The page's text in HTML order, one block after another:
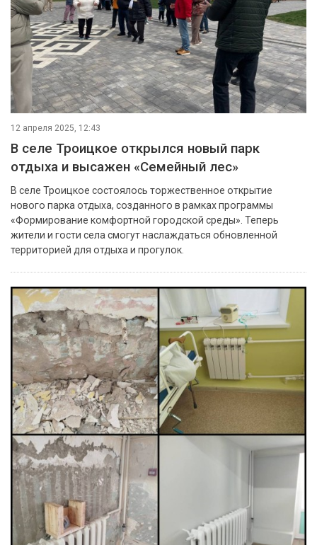
12 апреля 2025, 12:43
В селе Троицкое открылся новый парк
отдыха и высажен «Семейный лес»
В селе Троицкое состоялось торжественное открытие
нового парка отдыха, созданного в рамках программы
«Формирование комфортной городской среды». Теперь
жители и гости села смогут наслаждаться обновленной
территорией для отдыха и прогулок.